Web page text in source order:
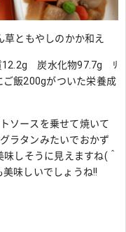
ともやしのかか和え
12.2g 炭水化物97.7g ﾘ
飯200gがついた栄養成
ソースを乗せて焼いて
ラタンみたいでおかず
しそうに見えますね(＾
味しいでしょうね!!